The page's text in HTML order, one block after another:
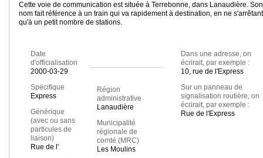
Cette voie de communication est située à Terrebonne, dans Lanaudière. Son
nom fait référence à un train qui va rapidement à destination, en ne s'arrêtant
qu'à un petit nombre de stations.
Date
d'officialisation
2000-03-29
Spécifique
Express
Générique
(avec ou sans
particules de
liaison)
Rue de l'
Région
administrative
Lanaudière
Municipalité
régionale de
comté (MRC)
Les Moulins
Dans une adresse, on
écrirait, par exemple :
10, rue de l'Express
Sur un panneau de
signalisation routière, on
écrirait, par exemple :
Rue de l'Express